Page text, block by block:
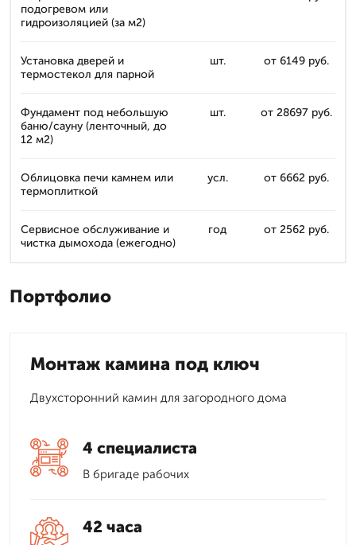
подогревом или
гидроизоляцией (за м2)
Установка дверей и
термостекол для парной
шт. от 6149 руб.
Фундамент под небольшую
баню/сауну (ленточный, до
12 м2)
шт. от 28697 руб.
Облицовка печи камнем или
термоплиткой
усл. от 6662 руб.
Сервисное обслуживание и
чистка дымохода (ежегодно)
год от 2562 руб.
Портфолио
Монтаж камина под ключ
Двухсторонний камин для загородного дома
4 специалиста
В бригаде рабочих
42 часа